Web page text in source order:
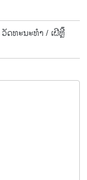
ວັດທະນະທຳ / ເຝີຫຼີ໊